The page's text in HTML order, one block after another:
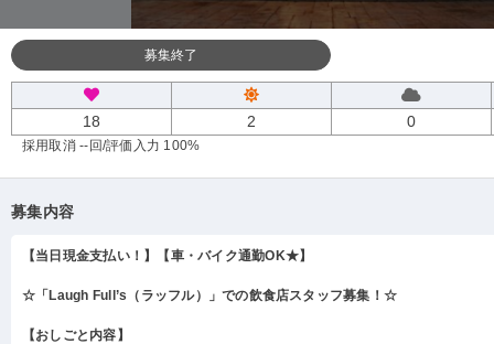
募集終了
18 2 0
採用取消 --回/評価入力 100%
募集内容
【当日現金支払い！】【車・バイク通勤OK★】
☆「Laugh Full’s（ラッフル）」での飲食店スタッフ募集！☆
【おしごと内容】